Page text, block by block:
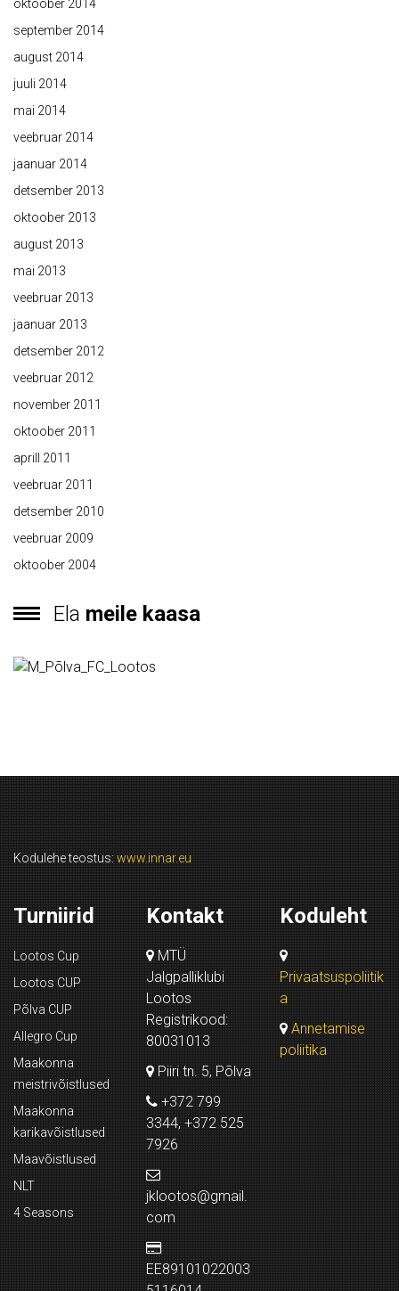
oktoober 2014
september 2014
august 2014
juuli 2014
mai 2014
veebruar 2014
jaanuar 2014
detsember 2013
oktoober 2013
august 2013
mai 2013
veebruar 2013
jaanuar 2013
detsember 2012
veebruar 2012
november 2011
oktoober 2011
aprill 2011
veebruar 2011
detsember 2010
veebruar 2009
oktoober 2004
Ela meile kaasa
Kodulehe teostus: www.innar.eu
Turniirid
Lootos Cup
Lootos CUP
Põlva CUP
Allegro Cup
Maakonna
meistrivõistlused
Maakonna
karikavõistlused
Maavõistlused
NLT
4 Seasons
Kontakt
MTÜ
Jalgpalliklubi
Lootos
Registrikood:
80031013
Piiri tn. 5, Põlva
+372 799
3344, +372 525
7926
jklootos@gmail.
com
EE89101022003
Koduleht
Privaatsuspoliitik
a
Annetamise
poliitika